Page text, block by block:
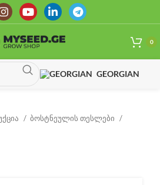
0
GEORGIAN
ბოსტნეულის თესლები